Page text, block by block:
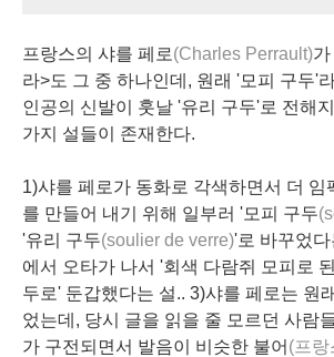
프랑스의 샤를 페로(Charles Perrault)
라>도 그 중 하나인데, 원래 '모피 구두'
인공의 신발이 훗날 '유리 구두'로 전해
가지 설들이 존재한다.
1)샤를 페로가 동화로 각색하면서 더 임
를 만들어 내기 위해 일부러 '모피 구두
'유리 구두(soulier de verre)'로 바꾸었
에서 오타가 나서 '회색 다람쥐 모피로
두로' 둔갑했다는 설.. 3)샤를 페로는 원
었는데, 당시 글을 읽을 줄 모르던 사람
가 구전 되면서 발음이 비슷한 불어 (프랑